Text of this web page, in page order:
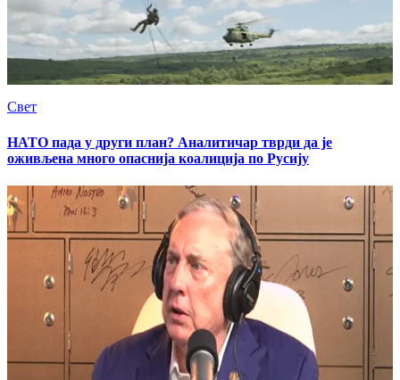
Свет
НАТО пада у други план? Аналитичар тврди да је
оживљена много опаснија коалиција по Русију